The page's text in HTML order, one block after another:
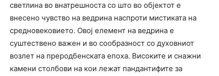
светлина во внатрешноста со што во објектот е
внесено чувство на ведрина наспроти мистиката на
средновековието. Овој елемент на ведрина е
суштествено важен и во сообразност со духовниот
возлет на преродбенската епоха. Високите и снажни
камени столбови на кои лежат пандантифите за